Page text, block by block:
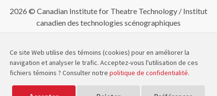
2026 © Canadian Institute for Theatre Technology / Institut
canadien des technologies scénographiques
de confidentialité|Plan du site
Le CITT/ICTS est membre de et
Ce site Web utilise des témoins (cookies) pour en améliorer la
navigation et analyser le trafic. Acceptez-vous l'utilisation de ces
fichiers témoins ? Consulter notre politique de confidentialité.